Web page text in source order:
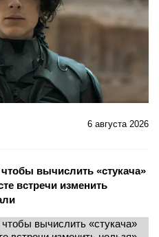
6 августа 2026
вычислить «стукача»
встречи изменить